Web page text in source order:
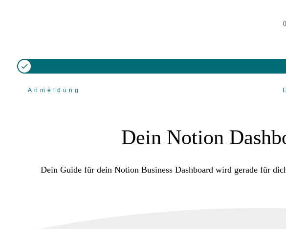
Anmeldung
Dein Notion
Dein Guide für dein Notion Business Dashboard wird gerade für